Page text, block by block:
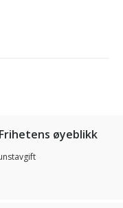
øyeblikk